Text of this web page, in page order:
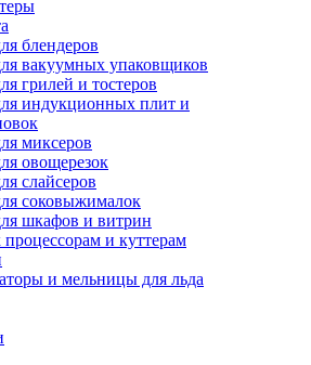
блендеров
вакуумных упаковщиков
грилей и тостеров
индукционных плит и
миксеров
овощерезок
слайсеров
соковыжималок
шкафов и витрин
процессорам и куттерам
и мельницы для льда